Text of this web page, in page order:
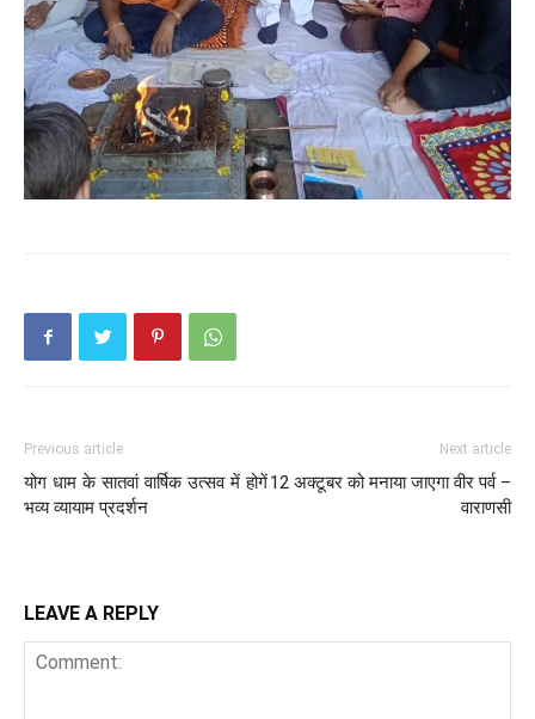
Previous article
योग धाम के सातवां वार्षिक उत्सव में होगें
भव्य व्यायाम प्रदर्शन
Next article
12 अक्टूबर को मनाया जाएगा वीर पर्व –
वाराणसी
LEAVE A REPLY